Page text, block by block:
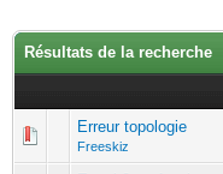
Résultats de la recherche
Erreur topologie
Freeskiz